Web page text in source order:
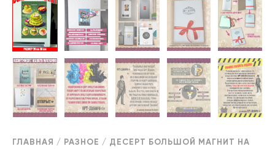
ГЛАВНАЯ / РАЗНОЕ / ДЕСЕРТ БОЛЬШОЙ МАГНИТ НА